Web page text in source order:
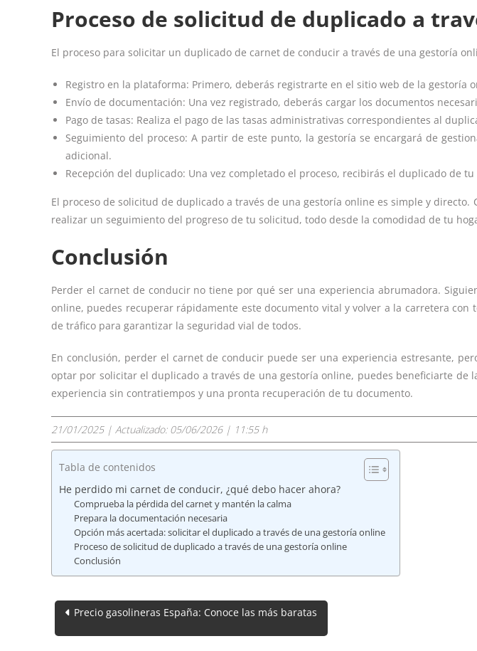
Proceso de solicitud de duplicado a
El proceso para solicitar un duplicado de carnet de conducir a través de una gestoría
Registro en la plataforma: Primero, deberás registrarte en el sitio web de la
Envío de documentación: Una vez registrado, deberás cargar los documentos
Pago de tasas: Realiza el pago de las tasas administrativas correspondientes al
Seguimiento del proceso: A partir de este punto, la gestoría se encargará de
adicional.
Recepción del duplicado: Una vez completado el proceso, recibirás el duplicado de
El proceso de solicitud de duplicado a través de una gestoría online es simple y
realizar un seguimiento del progreso de tu solicitud, todo desde la comodidad de tu
Conclusión
Perder el carnet de conducir no tiene por qué ser una experiencia abrumadora.
online, puedes recuperar rápidamente este documento vital y volver a la carretera
de tráfico para garantizar la seguridad vial de todos.
En conclusión, perder el carnet de conducir puede ser una experiencia estresante,
optar por solicitar el duplicado a través de una gestoría online, puedes beneficiarte
experiencia sin contratiempos y una pronta recuperación de tu documento.
21/01/2025 | Actualizado: 05/06/2026 | 11:55 h
Tabla de contenidos
He perdido mi carnet de conducir, ¿qué debo hacer ahora?
Comprueba la pérdida del carnet y mantén la calma
Prepara la documentación necesaria
Opción más acertada: solicitar el duplicado a través de una gestoría online
Proceso de solicitud de duplicado a través de una gestoría online
Conclusión
Navegación
de
Precio gasolineras España: Conoce las más baratas